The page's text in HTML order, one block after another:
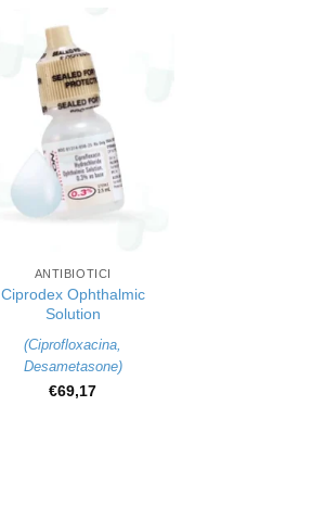
ANTIBIOTICI
Ciprodex Ophthalmic
Solution
(Ciprofloxacina
Desametasone)
€69,17